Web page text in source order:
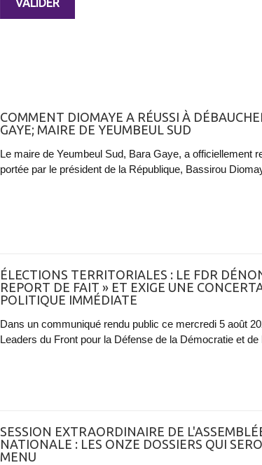
COMMENT DIOMAYE A RÉUSSI À
GAYE; MAIRE DE YEUMBEUL SUD
Le maire de Yeumbeul Sud, Bara Gaye, a officiellement
portée par le président de la République, Bassirou
ÉLECTIONS TERRITORIALES : LE FDR
REPORT DE FAIT » ET EXIGE UNE
POLITIQUE IMMÉDIATE
Dans un communiqué rendu public ce mercredi 5 août
Leaders du Front pour la Défense de la Démocratie et
SESSION EXTRAORDINAIRE DE
NATIONALE : LES ONZE DOSSIERS QUI
MENU